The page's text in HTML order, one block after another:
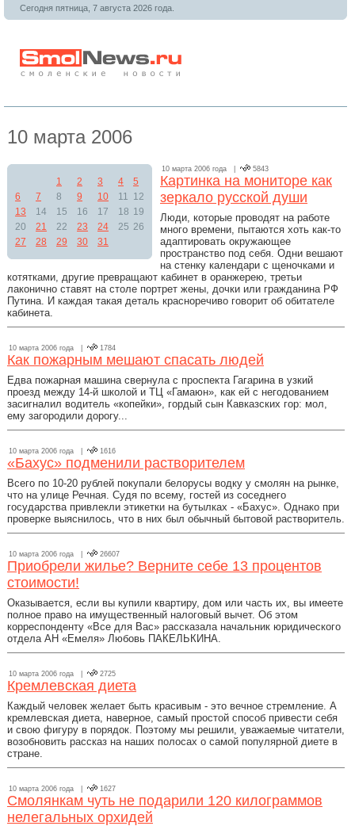
Сегодня пятница, 7 августа 2026 года.
10 марта 2006
1 2 3 4
5
6
7 8 9 10 11 12
13
14 15 16 17 18 19
20
21 22 23 24 25 26
27
28 29 30 31
10 марта 2006 года | 5843
Картинка на мониторе как
зеркало русской души
Люди, которые проводят на работе
много времени, пытаются хоть как-то
адаптировать окружающее
пространство под себя. Одни вешают
на стенку календари с щеночками и
котятками, другие превращают кабинет в оранжерею, третьи
лаконично ставят на столе портрет жены, дочки или гражданина РФ
Путина. И каждая такая деталь красноречиво говорит об обитателе
кабинета.
10 марта 2006 года | 1784
Как пожарным мешают спасать людей
Едва пожарная машина свернула с проспекта Гагарина в узкий
проезд между 14-й школой и ТЦ «Гамаюн», как ей с негодованием
засигналил водитель «копейки», гордый сын Кавказских гор: мол,
ему загородили дорогу...
10 марта 2006 года | 1616
«Бахус» подменили растворителем
Всего по 10-20 рублей покупали белорусы водку у смолян на рынке,
что на улице Речная. Судя по всему, гостей из соседнего
государства привлекли этикетки на бутылках - «Бахус». Однако при
проверке выяснилось, что в них был обычный бытовой растворитель.
10 марта 2006 года | 26607
Приобрели жилье? Верните себе 13 процентов
стоимости!
Оказывается, если вы купили квартиру, дом или часть их, вы имеете
полное право на имущественный налоговый вычет. Об этом
корреспонденту «Все для Вас» рассказала начальник юридического
отдела АН «Емеля» Любовь ПАКЕЛЬКИНА.
10 марта 2006 года | 2725
Кремлевская диета
Каждый человек желает быть красивым - это вечное стремление. А
кремлевская диета, наверное, самый простой способ привести себя
и свою фигуру в порядок. Поэтому мы решили, уважаемые читатели,
возобновить рассказ на наших полосах о самой популярной диете в
стране.
10 марта 2006 года | 1627
Смолянкам чуть не подарили 120 килограммов
нелегальных орхидей